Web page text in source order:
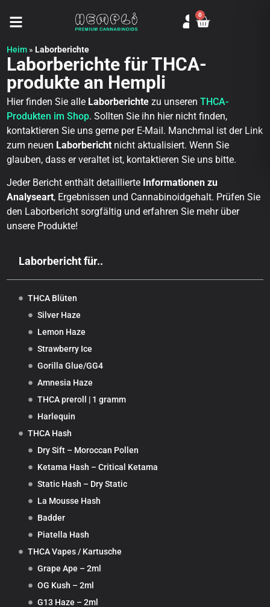
Seitenmenü öffnen
0
Heim »Laborberichte
Laborberichte für THCA-
produkte an Hempli
Hier finden Sie alle Laborberichte zu unserenTHCA-
Produkten im Shop. Sollten Sie ihn hier nicht finden,
kontaktieren Sie uns gerne per E-Mail. Manchmal ist der Link
zum neuen Laborbericht nicht aktualisiert. Wenn Sie
glauben, dass er veraltet ist, kontaktieren Sie uns bitte.
Jeder Bericht enthält detaillierte Informationen zu
Analyseart, Ergebnissen und Cannabinoidgehalt. Prüfen Sie
den Laborbericht sorgfältig und erfahren Sie mehr über
unsere Produkte!
Laborbericht für..
THCA Blüten
Silver Haze
Lemon Haze
Strawberry Ice
Gorilla Glue/GG4
Amnesia Haze
THCA preroll | 1 gramm
Harlequin
THCA Hash
Dry Sift – Moroccan Pollen
Ketama Hash – Critical Ketama
Static Hash – Dry Static
La Mousse Hash
Badder
Piatella Hash
THCA Vapes / Kartusche
Grape Ape – 2ml
OG Kush – 2ml
G13 Haze – 2ml